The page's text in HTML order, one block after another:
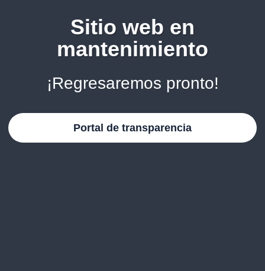
Sitio web en
mantenimiento
¡Regresaremos pronto!
Portal de transparencia